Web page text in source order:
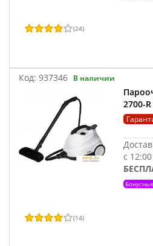
(24)
Код: 937346 В наличии
2700-R
с
(14)